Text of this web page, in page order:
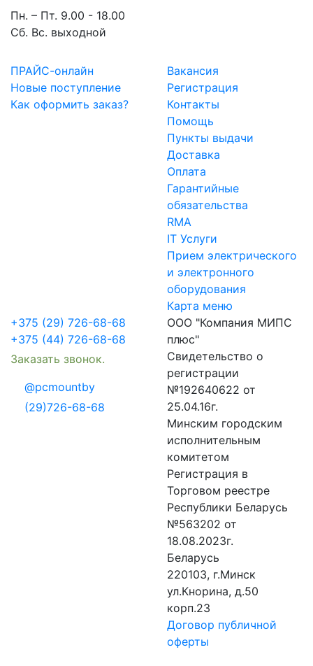
Пн. – Пт. 9.00 - 18.00
Сб. Вс. выходной
ПРАЙС-онлайн
Новые поступление
Как оформить заказ?
Вакансия
Регистрация
Контакты
Помощь
Пункты выдачи
Доставка
Оплата
Гарантийные
обязательства
RMA
IT Услуги
Прием электрического
и электронного
оборудования
Карта меню
+375 (29) 726-68-68
+375 (44) 726-68-68
Заказать звонок.
@pcmountby
(29)726-68-68
ООО "Компания МИПС
плюс"
Свидетельство о
регистрации
№192640622 от
25.04.16г.
Минским городским
исполнительным
комитетом
Регистрация в
Торговом реестре
Республики Беларусь
№563202 от
18.08.2023г.
Беларусь
220103, г.Минск
ул.Кнорина, д.50
корп.23
Договор публичной
оферты